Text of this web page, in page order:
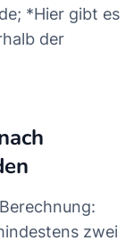
*Hier gibt es
der
zwei